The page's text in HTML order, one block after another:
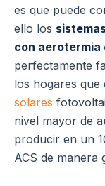
es que puede
ello los
con aerotermia
perfectamente
los hogares
solares
nivel mayor de
producir en un
ACS de manera